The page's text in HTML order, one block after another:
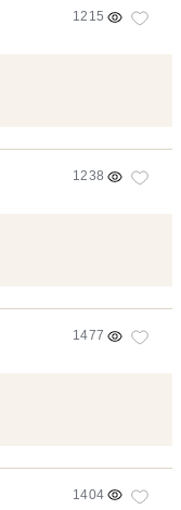
1215
1238
1477
1404